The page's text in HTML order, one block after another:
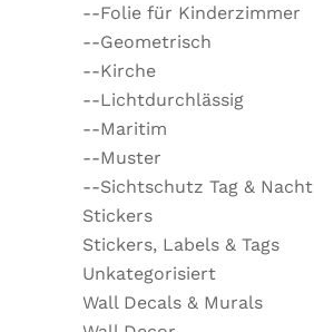
--Folie für Kinderzimmer
--Geometrisch
--Kirche
--Lichtdurchlässig
--Maritim
--Muster
--Sichtschutz Tag & Nacht
Stickers
Stickers, Labels & Tags
Unkategorisiert
Wall Decals & Murals